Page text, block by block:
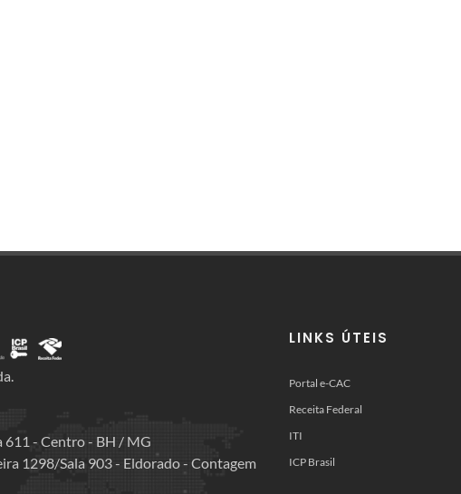
611 - Centro - BH / MG
1298/Sala 903 - Eldorado - Contagem
LINKS ÚTEIS
Portal e-CAC
Receita Federal
ITI
ICP Brasil